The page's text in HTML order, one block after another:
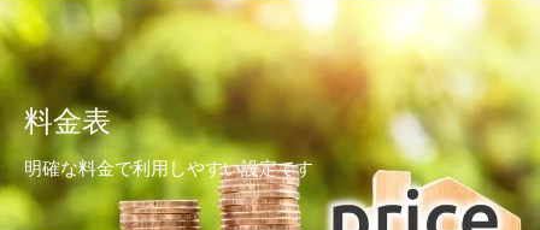
料金表
明確な料金で利用しやすい設定です